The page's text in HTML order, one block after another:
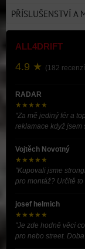
PŘÍSLUŠENSTVÍ A
ALL4DRIFT
4.9 ★ (182
RADAR
★★★★★
"Za mě jediný fér a
reklamace když jsem
Vojtěch Novotný
★★★★★
"Kupovali jsme
pro montáž? Určitě to
josef helmich
★★★★★
"Je zde hodně věcí
pro nebo street.